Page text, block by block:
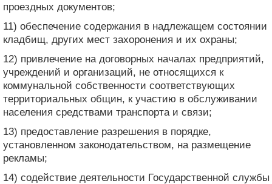
проездных документов;
11) обеспечение содержания в надлежащем состоянии
кладбищ, других мест захоронения и их охраны;
12) привлечение на договорных началах предприятий,
учреждений и организаций, не относящихся к
коммунальной собственности соответствующих
территориальных общин, к участию в обслуживании
населения средствами транспорта и связи;
13) предоставление разрешения в порядке,
установленном законодательством, на размещение
рекламы;
14) содействие деятельности Государственной службы